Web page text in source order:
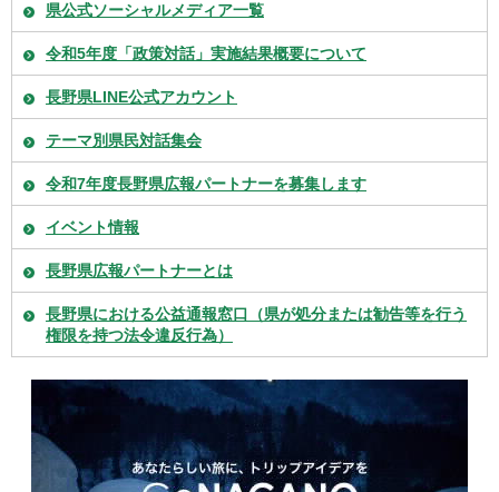
県公式ソーシャルメディア一覧
令和5年度「政策対話」実施結果概要について
長野県LINE公式アカウント
テーマ別県民対話集会
令和7年度長野県広報パートナーを募集します
イベント情報
長野県広報パートナーとは
長野県における公益通報窓口（県が処分または勧告等を行う
権限を持つ法令違反行為）